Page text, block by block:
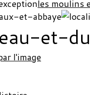
les moulins
l'image